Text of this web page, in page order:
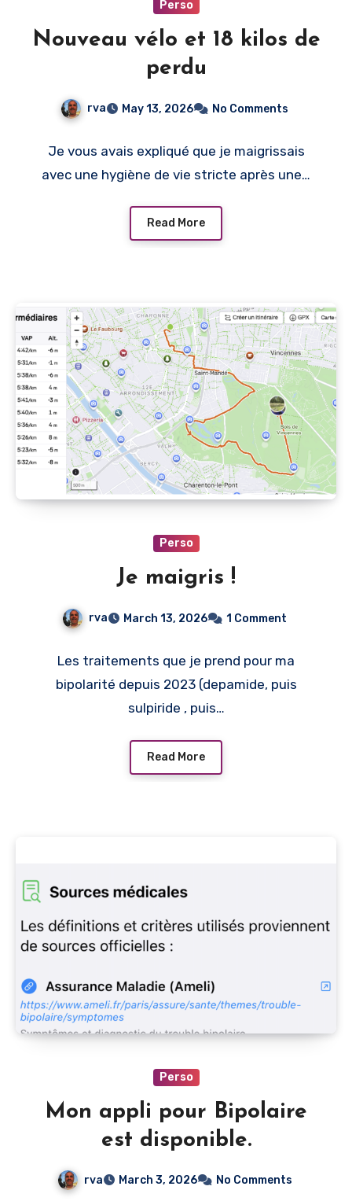
Perso
Nouveau vélo et 18 kilos de
perdu
rva May 13, 2026 No Comments
Je vous avais expliqué que je maigrissais
avec une hygiène de vie stricte après une…
Read More
Perso
Je maigris !
rva March 13, 2026 1 Comment
Les traitements que je prend pour ma
bipolarité depuis 2023 (depamide, puis
sulpiride , puis…
Read More
Perso
Mon appli pour Bipolaire
est disponible.
rva March 3, 2026 No Comments